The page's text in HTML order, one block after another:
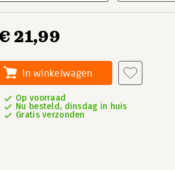
21,99
In winkelwagen
Op voorraad
Nu besteld, dinsdag in huis
Gratis verzonden